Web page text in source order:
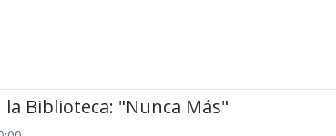
la Biblioteca: "Nunca Más"